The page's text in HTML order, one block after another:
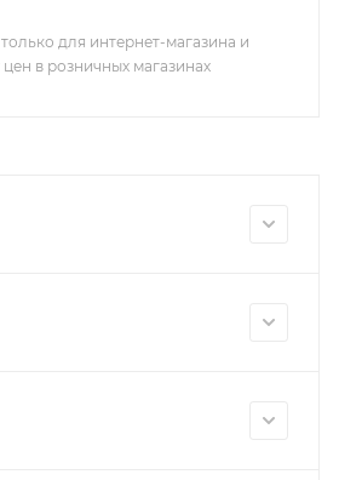
для интернет-магазина и
в розничных магазинах